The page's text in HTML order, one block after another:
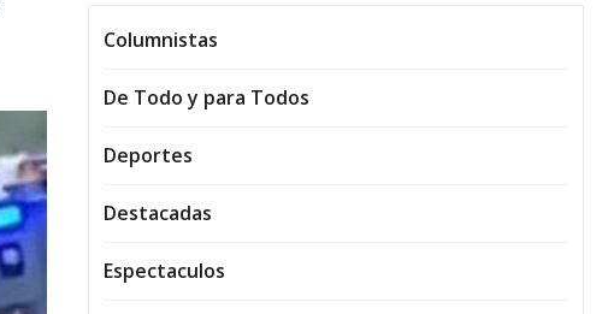
Columnistas
De Todo y para Todos
Deportes
Destacadas
Espectaculos